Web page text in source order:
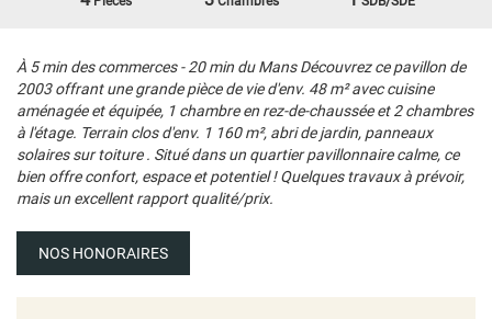
À 5 min des commerces - 20 min du Mans Découvrez ce pavillon de
2003 offrant une grande pièce de vie d'env. 48 m² avec cuisine
aménagée et équipée, 1 chambre en rez-de-chaussée et 2 chambres
à l'étage. Terrain clos d'env. 1 160 m², abri de jardin, panneaux
solaires sur toiture . Situé dans un quartier pavillonnaire calme, ce
bien offre confort, espace et potentiel ! Quelques travaux à prévoir,
mais un excellent rapport qualité/prix.
NOS HONORAIRES